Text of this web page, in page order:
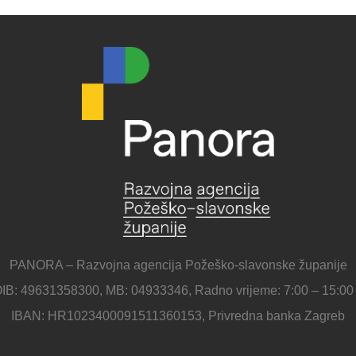
PANORA – Razvojna agencija Požeško-slavonske županije
49631358300, MB: 04933346, Radno vrijeme: 7:00 – 15:00
IBAN: HR1023400091511360153, Privredna banka Zagreb